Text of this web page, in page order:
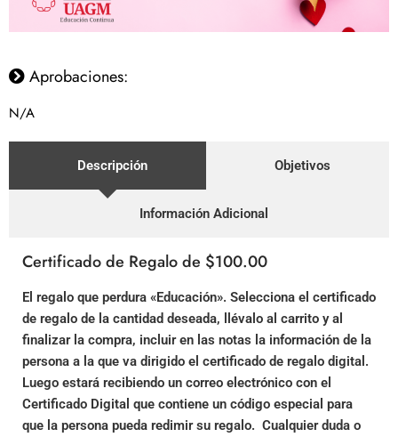
Aprobaciones:
N/A
Descripción Objetivos
Información Adicional
Certificado de Regalo de $100.00
El regalo que perdura «Educación». Selecciona el certificado
de regalo de la cantidad deseada, llévalo al carrito y al
finalizar la compra, incluir en las notas la información de la
persona a la que va dirigido el certificado de regalo digital.
Luego estará recibiendo un correo electrónico con el
Certificado Digital que contiene un código especial para
que la persona pueda redimir su regalo. Cualquier duda o